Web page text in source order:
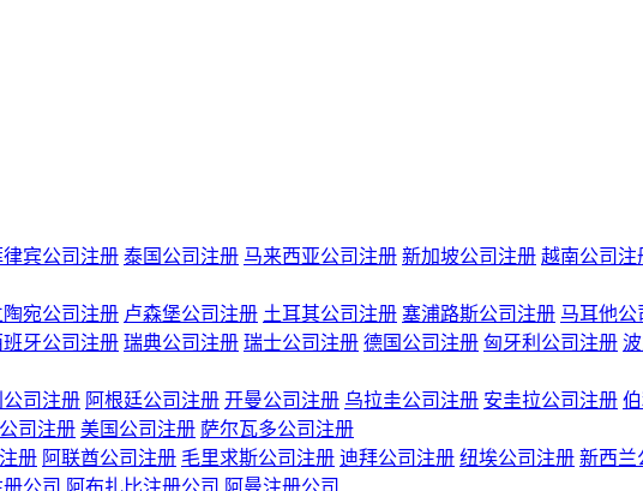
律宾公司注册 泰国公司注册 马来西亚公司注册 新加坡公司注册 越南公司注
陶宛公司注册 卢森堡公司注册 土耳其公司注册 塞浦路斯公司注册 马耳他公
班牙公司注册 瑞典公司注册 瑞士公司注册 德国公司注册 匈牙利公司注册
司注册 阿根廷公司注册 开曼公司注册 乌拉圭公司注册 安圭拉公司注册
司注册 美国公司注册 萨尔瓦多公司注册
册 阿联酋公司注册 毛里求斯公司注册 迪拜公司注册 纽埃公司注册 新西兰
公司 阿布扎比注册公司 阿曼注册公司